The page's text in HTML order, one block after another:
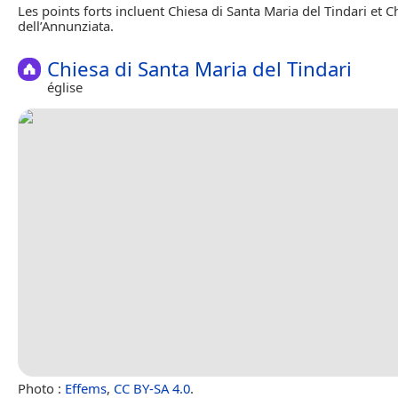
Les points forts incluent Chiesa di Santa Maria del Tindari et
dell’Annunziata.
Chiesa di Santa Maria del Tindari
église
Photo : Effems, CC BY-SA 4.0.